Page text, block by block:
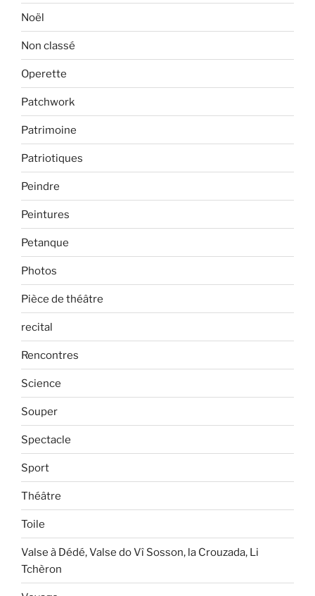
Noël
Non classé
Operette
Patchwork
Patrimoine
Patriotiques
Peindre
Peintures
Petanque
Photos
Pièce de théâtre
recital
Rencontres
Science
Souper
Spectacle
Sport
Théâtre
Toile
Valse à Dédé, Valse do Vî Sosson, la Crouzada, Li
Tchèron